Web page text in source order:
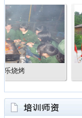
烤